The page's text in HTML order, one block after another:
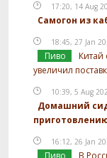
17:20, 14 Aug
Самогон из
18:45, 27 Jan
Пиво
Китай
увеличил
10:39, 5 Aug
Домашний
16:12, 26 Jan
Пиво
В